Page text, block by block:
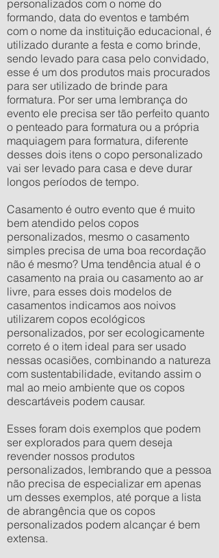
personalizados com o nome do
formando, data do eventos e também
com o nome da instituição educacional, é
utilizado durante a festa e como brinde,
sendo levado para casa pelo convidado,
esse é um dos produtos mais procurados
para ser utilizado de brinde para
formatura. Por ser uma lembrança do
evento ele precisa ser tão perfeito quanto
o penteado para formatura ou a própria
maquiagem para formatura, diferente
desses dois itens o copo personalizado
vai ser levado para casa e deve durar
longos períodos de tempo.
Casamento é outro evento que é muito
bem atendido pelos copos
personalizados, mesmo o casamento
simples precisa de uma boa recordação
não é mesmo? Uma tendência atual é o
casamento na praia ou casamento ao ar
livre, para esses dois modelos de
casamentos indicamos aos noivos
utilizarem copos ecológicos
personalizados, por ser ecologicamente
correto é o item ideal para ser usado
nessas ocasiões, combinando a natureza
com sustentabilidade, evitando assim o
mal ao meio ambiente que os copos
descartáveis podem causar.
Esses foram dois exemplos que podem
ser explorados para quem deseja
revender nossos produtos
personalizados, lembrando que a pessoa
não precisa de especializar em apenas
um desses exemplos, até porque a lista
de abrangência que os copos
personalizados podem alcançar é bem
extensa.